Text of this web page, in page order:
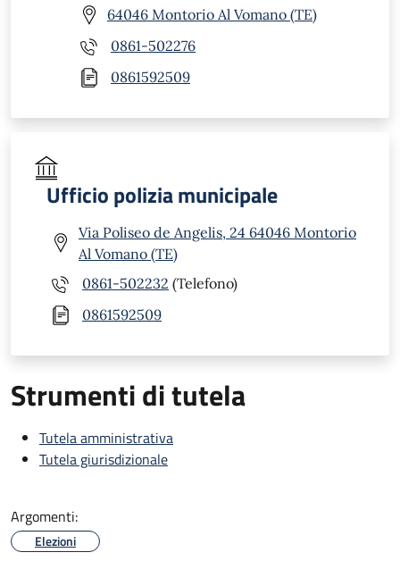
64046 Montorio Al Vomano (TE)
0861-502276
0861592509
Ufficio polizia municipale
Via Poliseo de Angelis, 24 64046 Montorio
Al Vomano (TE)
0861-502232 (Telefono)
0861592509
Strumenti di tutela
Tutela amministrativa
Tutela giurisdizionale
Argomenti:
Elezioni